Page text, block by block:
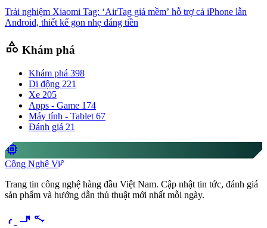
Trải nghiệm Xiaomi Tag: ‘AirTag giá mềm’ hỗ trợ cả iPhone lẫn
Android, thiết kế gọn nhẹ đáng tiền
category Khám phá
Khám phá 398
Di động 221
Xe 205
Apps - Game 174
Máy tính - Tablet 67
Đánh giá 21
memory
Công Nghệ Việt
Trang tin công nghệ hàng đầu Việt Nam. Cập nhật tin tức, đánh giá
sản phẩm và hướng dẫn thủ thuật mới nhất mỗi ngày.
videocam share